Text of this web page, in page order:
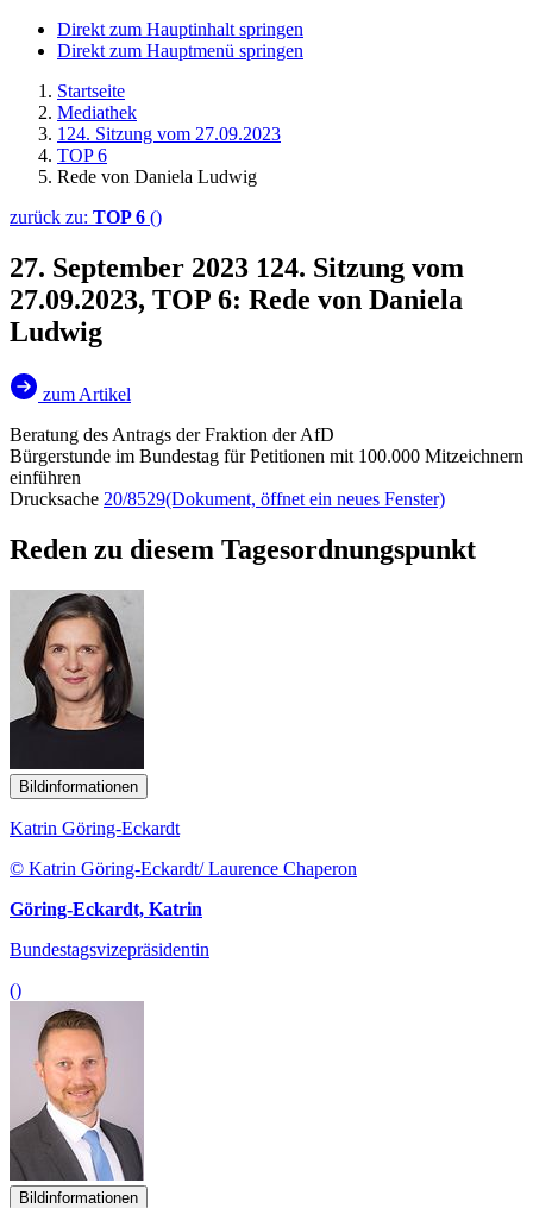
Direkt zum Hauptinhalt springen
Direkt zum Hauptmenü springen
Startseite
Mediathek
124. Sitzung vom 27.09.2023
TOP 6
Rede von Daniela Ludwig
zurück zu: TOP 6 ()
27. September 2023 124. Sitzung vom
27.09.2023, TOP 6: Rede von Daniela
Ludwig
zum Artikel
Beratung des Antrags der Fraktion der AfD
Bürgerstunde im Bundestag für Petitionen mit 100.000 Mitzeichnern
einführen
Drucksache 20/8529(Dokument, öffnet ein neues Fenster)
Reden zu diesem Tagesordnungspunkt
Bildinformationen
Katrin Göring-Eckardt
© Katrin Göring-Eckardt/ Laurence Chaperon
Göring-Eckardt, Katrin
Bundestagsvizepräsidentin
()
Bildinformationen